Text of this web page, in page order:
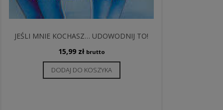
JEŚLI MNIE KOCHASZ… UDOWODNIJ TO!
15,99 zł brutto
DODAJ DO KOSZYKA